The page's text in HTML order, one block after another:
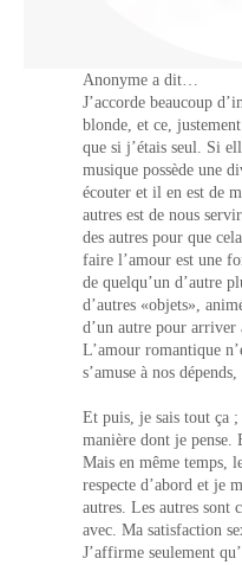
Anonyme a dit…
J’accorde beaucoup
blonde, et ce,
que si j’étais seul. Si
musique possède une
écouter et il en est de
autres est de nous
des autres pour que
faire l’amour est une
de quelqu’un d’autre
d’autres «objets»,
d’un autre pour arriver
L’amour romantique
s’amuse à nos
Et puis, je sais tout ça
manière dont je pense.
Mais en même temps,
respecte d’abord et je
autres. Les autres sont
avec. Ma satisfaction
J’affirme seulement